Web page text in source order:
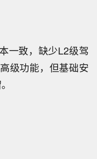
一致，缺少L2级驾
级功能，但基础安